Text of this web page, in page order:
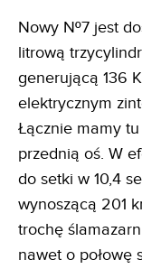
Nowy Nº7 jest
litrową
generującą 136
elektrycznym
Łącznie mamy
przednią oś. W
do setki w 10,4
wynoszącą 201
trochę
nawet o połowę